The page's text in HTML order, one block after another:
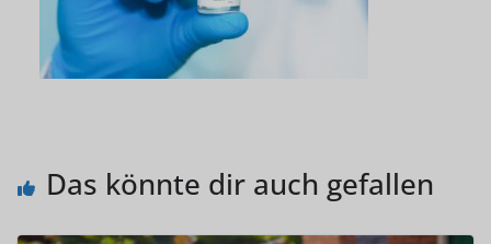
Das könnte dir auch gefallen